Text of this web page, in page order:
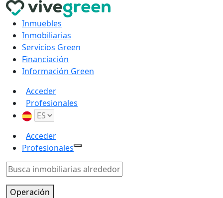
Inmuebles
Inmobiliarias
Servicios Green
Financiación
Información Green
Acceder
Profesionales
Acceder
Profesionales
Operación